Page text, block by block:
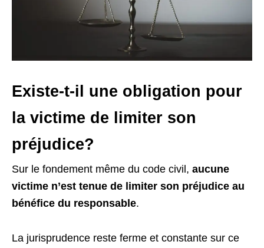
Existe-t-il une obligation pour
la victime de limiter son
préjudice?
Sur le fondement même du code civil, aucune
victime n’est tenue de limiter son préjudice au
bénéfice du responsable.
La jurisprudence reste ferme et constante sur ce